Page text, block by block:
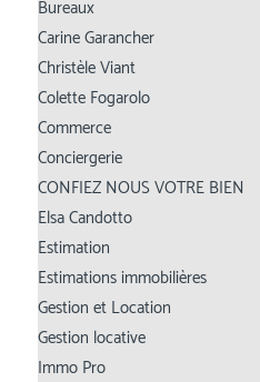
Bureaux
Carine Garancher
Christèle Viant
Colette Fogarolo
Commerce
Conciergerie
CONFIEZ NOUS VOTRE BIEN
Elsa Candotto
Estimation
Estimations immobilières
Gestion et Location
Gestion locative
Immo Pro